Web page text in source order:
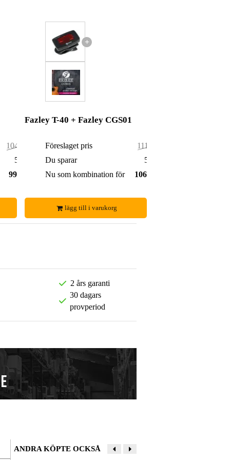
104,00 kr
5,00 kr
99,00 kr
+
Fazley T-40 + Fazley CGS01
Föreslaget pris
111,00 kr
Du sparar
5,00 kr
Nu som kombination för
106,00 kr
lägg till i varukorg
2 års garanti
30 dagars
provperiod
ANDRA KÖPTE OCKSÅ